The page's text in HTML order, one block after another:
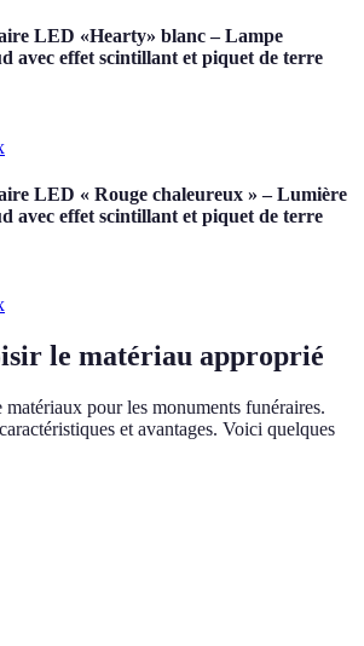
LED «Hearty» blanc – Lampe
avec effet scintillant et piquet de terre
LED « Rouge chaleureux » – Lumière
avec effet scintillant et piquet de terre
le matériau approprié
pour les monuments funéraires.
et avantages. Voici quelques